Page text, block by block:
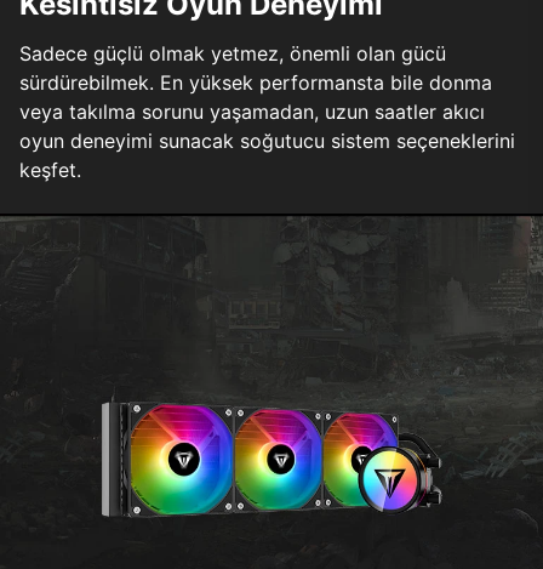
Sadece güçlü olmak yetmez, önemli olan gücü
sürdürebilmek. En yüksek performansta bile donma
veya takılma sorunu yaşamadan, uzun saatler akıcı
oyun deneyimi sunacak soğutucu sistem seçeneklerini
keşfet.